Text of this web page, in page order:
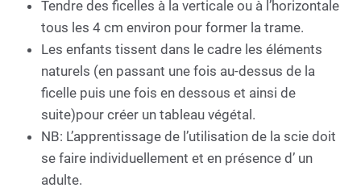
Tendre des ficelles à la verticale ou à l’horizontale
tous les 4 cm environ pour former la trame.
Les enfants tissent dans le cadre les éléments
naturels (en passant une fois au-dessus de la
ficelle puis une fois en dessous et ainsi de
suite)pour créer un tableau végétal.
NB: L’apprentissage de l’utilisation de la scie doit
se faire individuellement et en présence d’ un
adulte.